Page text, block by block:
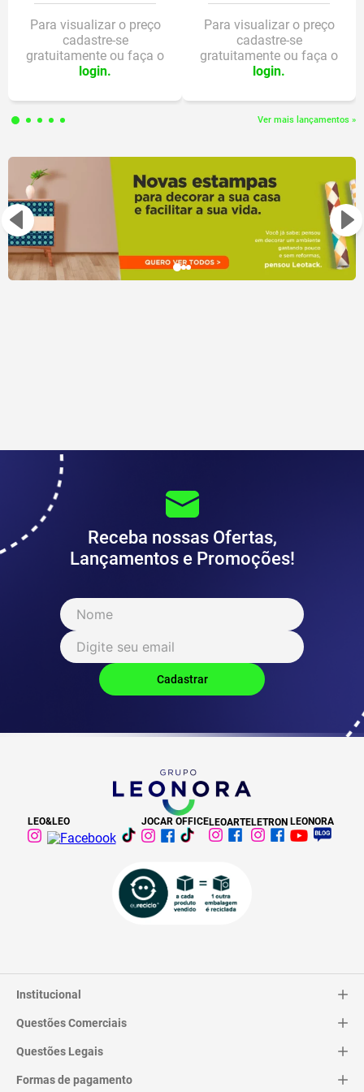
Registro Inmetro 005342/2019
Para visualizar o preço
cadastre-se
gratuitamente ou faça o
login.
Para visualizar o preço
cadastre-se
gratuitamente ou faça o
login.
Ver mais lançamentos »
Receba nossas Ofertas,
Lançamentos e Promoções!
LEO&LEO JOCAR OFFICELEOARTELETRON LEONORA
Institucional
Catálogo
Quem Somos
Questões Comerciais
Trocas e Devoluções
Entrega
Questões Legais
Termos de Uso
Formas de pagamento